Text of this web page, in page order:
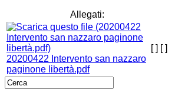
Allegati:
20200422 Intervento san nazzaro
paginone libertà.pdf
[ ] [ ]